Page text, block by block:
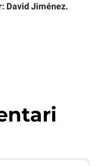
David Jiménez.